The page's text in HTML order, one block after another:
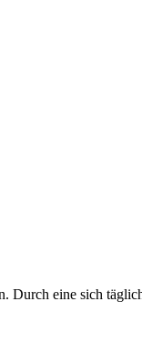
Durch eine sich